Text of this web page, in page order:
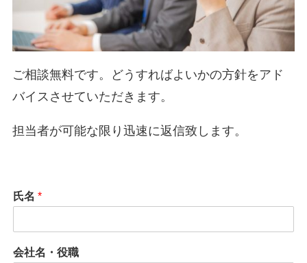
ご相談無料です。どうすればよいかの方針をアド
バイスさせていただきます。
担当者が可能な限り迅速に返信致します。
氏名*
会社名・役職